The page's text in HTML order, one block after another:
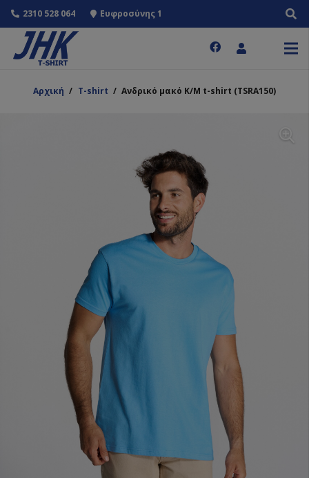
2310 528 064 Ευφροσύνης 1
Αρχική / T-shirt / Ανδρικό μακό Κ/Μ t-shirt (TSRA150)